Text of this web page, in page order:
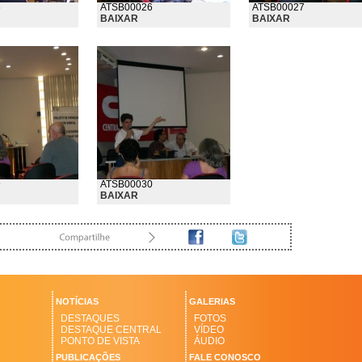
ATSB00026
BAIXAR
ATSB00027
BAIXAR
ATSB00030
BAIXAR
NOTÍCIAS
DESTAQUES
DESTAQUE CENTRAL
PONTO DE VISTA
PUBLICAÇÕES
GALERIAS
FOTOS
VÍDEO
ÁUDIO
FALE CONOSCO